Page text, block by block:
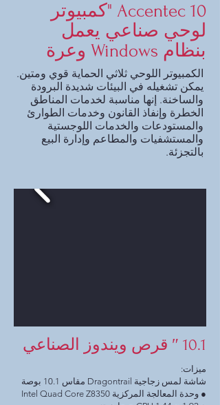
Accentec 10 "كمبيوتر
لوحي صناعي يعمل
بنظام Windows وعرة
الكمبيوتر اللوحي ثلاثي الحماية قوي ومتين.
يمكن تشغيله في البيئات شديدة البرودة
والساخنة. إنها مناسبة لخدمات المناطق
الخطرة وإنفاذ القانون وخدمات الطوارئ
والمستودعات والخدمات اللوجستية
والمستشفيات والمطاعم وإدارة البيع
بالتجزئة.
10.1 ″ قرص ويندوز الصناعي
ميزات:
شاشة لمس زجاجية Dragontrail مقاس 10.1 بوصة
● وحدة المعالجة المركزية Intel Quad Core Z8350